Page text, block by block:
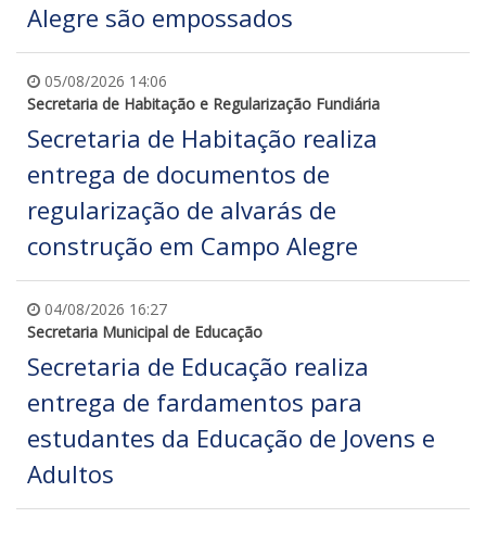
Alegre são empossados
05/08/2026 14:06
Secretaria de Habitação e Regularização Fundiária
Secretaria de Habitação realiza
entrega de documentos de
regularização de alvarás de
construção em Campo Alegre
04/08/2026 16:27
Secretaria Municipal de Educação
Secretaria de Educação realiza
entrega de fardamentos para
estudantes da Educação de Jovens e
Adultos